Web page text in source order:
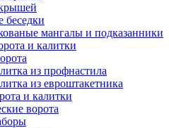
беседки
мангалы и подказанники
и калитки
из профнастила
из евроштакетника
и калитки
ворота